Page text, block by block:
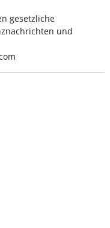
gesetzliche
und